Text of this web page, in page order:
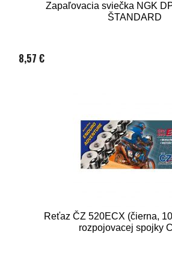
Zapaľovacia sviečka NGK
ŠTANDARD
8,57 €
Reťaz ČZ 520ECX (čierna,
rozpojovacej spojky